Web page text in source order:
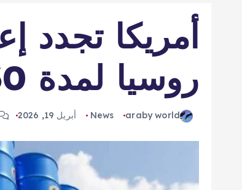
أمريكا تجدد
روسيا لمدة 30 يوماً
araby world
News أبريل 19, 2026